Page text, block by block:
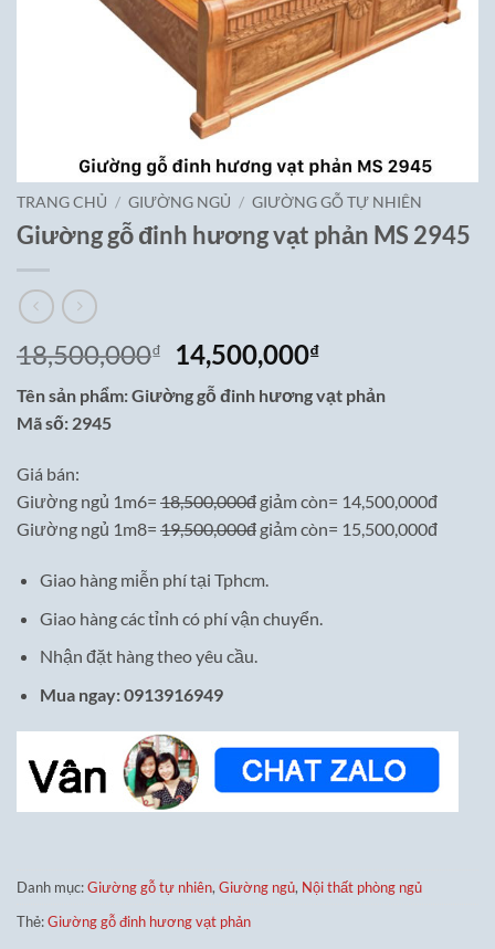
TRANG CHỦ / GIƯỜNG NGỦ / GIƯỜNG GỖ TỰ NHIÊN
Giường gỗ đinh hương vạt phản MS 2945
18,500,000₫
Giá
gốc
là:
14,500,000₫Giá
hiện
tại
Tên sản phẩm: Giường gỗ đinh hương vạt phản
Mã số: 2945
Giá bán:
Giường ngủ 1m6= 18,500,000đ giảm còn= 14,500,000đ
Giường ngủ 1m8= 19,500,000đ giảm còn= 15,500,000đ
Giao hàng miễn phí tại Tphcm.
Giao hàng các tỉnh có phí vận chuyển.
Nhận đặt hàng theo yêu cầu.
Mua ngay: 0913916949
Danh mục:Giường gỗ tự nhiên, Giường ngủ, Nội thất phòng ngủ
Thẻ:Giường gỗ đinh hương vạt phản